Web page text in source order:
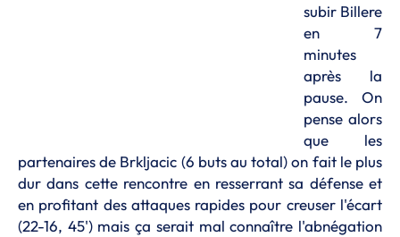
subir Billere
en 7
minutes
après la
pause. On
pense alors
que les
partenaires de Brkljacic (6 buts au total) on fait le plus
dur dans cette rencontre en resserrant sa défense et
en profitant des attaques rapides pour creuser l'écart
(22-16, 45') mais ça serait mal connaître l'abnégation